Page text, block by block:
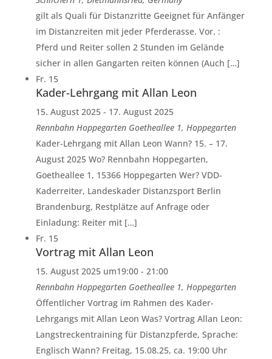
gilt als Quali für Distanzritte Geeignet für Anfänger
im Distanzreiten mit jeder Pferderasse. Vor. :
Pferd und Reiter sollen 2 Stunden im Gelände
sicher in allen Gangarten reiten können (Auch […]
Fr. 15
Kader-Lehrgang mit Allan Leon
15. August 2025- 17. August 2025
Rennbahn Hoppegarten Goetheallee 1, Hoppegarten
Kader-Lehrgang mit Allan Leon Wann? 15. – 17.
August 2025 Wo? Rennbahn Hoppegarten,
Goetheallee 1, 15366 Hoppegarten Wer? VDD-
Kaderreiter, Landeskader Distanzsport Berlin
Brandenburg, Restplätze auf Anfrage oder
Einladung: Reiter mit […]
Fr. 15
Vortrag mit Allan Leon
15. August 2025 um19:00- 21:00
Rennbahn Hoppegarten Goetheallee 1, Hoppegarten
Öffentlicher Vortrag im Rahmen des Kader-
Lehrgangs mit Allan Leon Was? Vortrag Allan Leon:
Langstreckentraining für Distanzpferde, Sprache:
Englisch Wann? Freitag, 15.08.25, ca. 19:00 Uhr